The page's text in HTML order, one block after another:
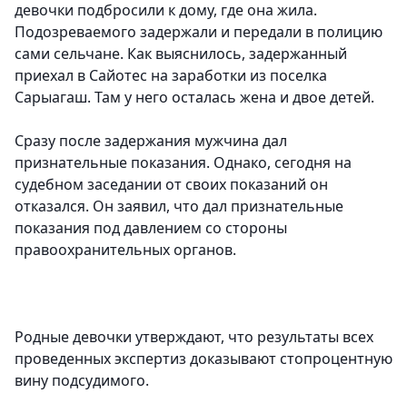
девочки подбросили к дому, где она жила.
Подозреваемого задержали и передали в полицию
сами сельчане. Как выяснилось, задержанный
приехал в Сайотес на заработки из поселка
Сарыагаш. Там у него осталась жена и двое детей.
Сразу после задержания мужчина дал
признательные показания. Однако, сегодня на
судебном заседании от своих показаний он
отказался. Он заявил, что дал признательные
показания под давлением со стороны
правоохранительных органов.
Родные девочки утверждают, что результаты всех
проведенных экспертиз доказывают стопроцентную
вину подсудимого.